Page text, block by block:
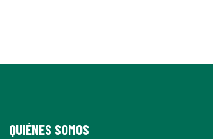
QUIÉNES SOMOS